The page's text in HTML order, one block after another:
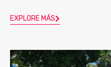
EXPLORE MÁS